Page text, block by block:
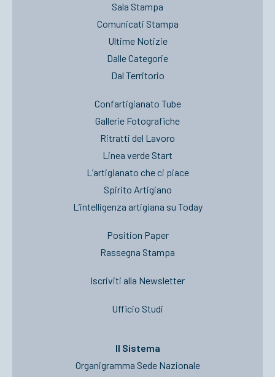
Sala Stampa
Comunicati Stampa
Ultime Notizie
Dalle Categorie
Dal Territorio
Confartigianato Tube
Gallerie Fotografiche
Ritratti del Lavoro
Linea verde Start
L’artigianato che ci piace
Spirito Artigiano
L’intelligenza artigiana su Today
Position Paper
Rassegna Stampa
Iscriviti alla Newsletter
Ufficio Studi
Il Sistema
Organigramma Sede Nazionale